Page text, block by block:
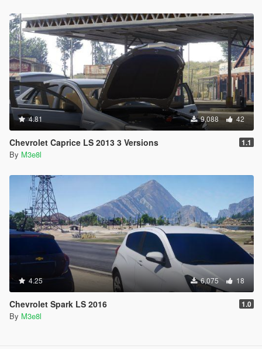
4.81 9,088 42
Chevrolet Caprice LS 2013 3 Versions 1.1
By M3e8l
4.25 6,075 18
Chevrolet Spark LS 2016 1.0
By M3e8l